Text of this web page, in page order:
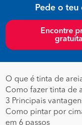
Mudanças
Decoração
Controlo de
Faz tudo
Gesso
Jardinagem
Carpintaria e marcenaria
Pintura
Canalização
Limpeza
Pede o
Encontre
O que é tinta de
Como fazer tinta de
3 Principais
Como pintar por
em 6 passos